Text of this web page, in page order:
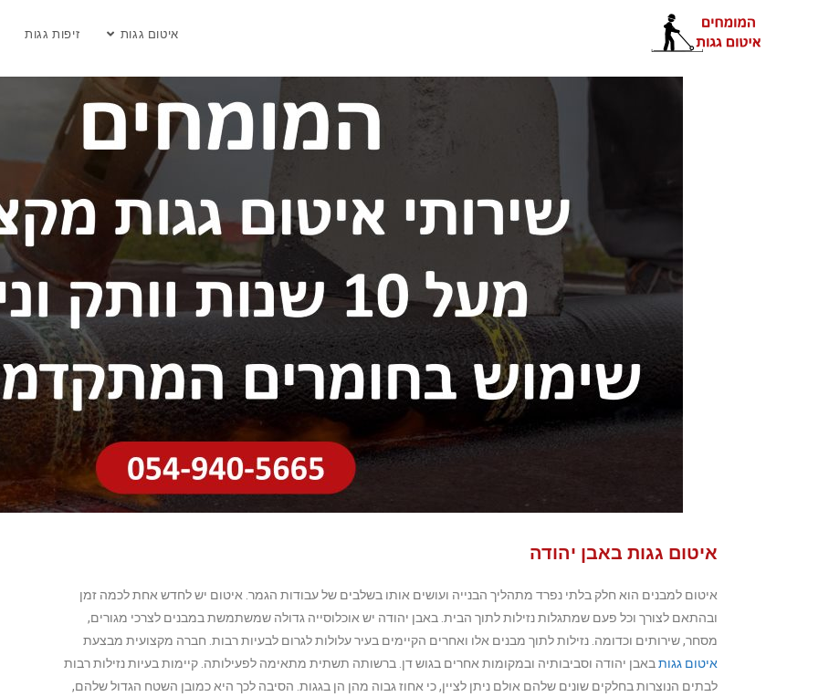
איטום גגות זיפות גגות
איטום גגות באבן יהודה
איטום למבנים הוא חלק בלתי נפרד מתהליך הבנייה ועושים אותו בשלבים של עבודות הגמר. איטום יש לחדש אחת לכמה זמן
ובהתאם לצורך וכל פעם שמתגלות נזילות לתוך הבית. באבן יהודה יש אוכלוסייה גדולה שמשתמשת במבנים לצרכי מגורים,
מסחר, שירותים וכדומה. נזילות לתוך מבנים אלו ואחרים הקיימים בעיר עלולות לגרום לבעיות רבות. חברה מקצועית מבצעת
איטום גגות באבן יהודה וסביבותיה ובמקומות אחרים בגוש דן. ברשותה תשתית מתאימה לפעילותה. קיימות בעיות נזילות רבות
לבתים הנוצרות בחלקים שונים שלהם אולם ניתן לציין, כי אחוז גבוה מהן הן בגגות. הסיבה לכך היא כמובן השטח הגדול שלהם,